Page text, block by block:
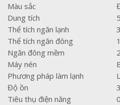
Màu sắc
Dung tích
Thể tích ngăn lạnh
Thể tích ngăn đông
Ngăn đông mềm
Máy nén
Phương pháp làm lạnh
Độ ồn
Tiêu thụ điện năng